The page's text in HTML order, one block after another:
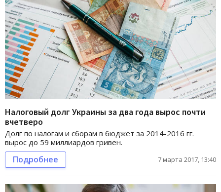
Налоговый долг Украины за два года вырос почти
вчетверо
Долг по налогам и сборам в бюджет за 2014-2016 гг.
вырос до 59 миллиардов гривен.
Подробнее 7 марта 2017, 13:40